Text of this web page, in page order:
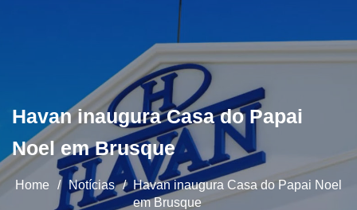
Havan inaugura Casa do Papai
Noel em Brusque
Home / Notícias /
Havan inaugura Casa do Papai Noel
em Brusque